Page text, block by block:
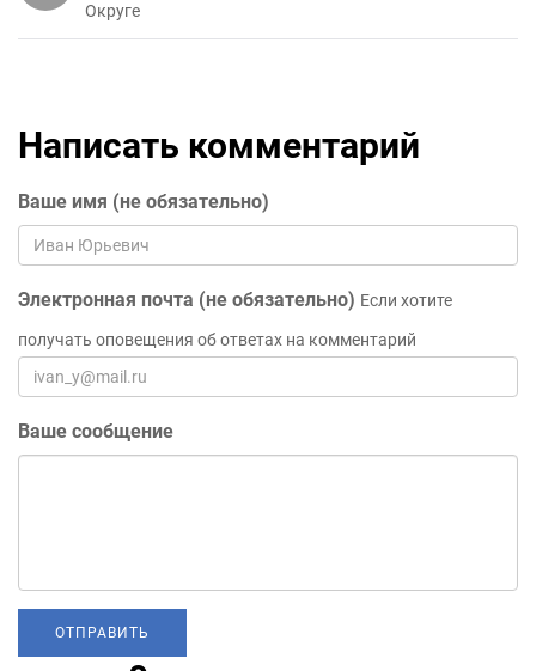
Округе
Написать комментарий
Ваше имя (не обязательно)
Электронная почта (не обязательно) Если хотите
получать оповещения об ответах на комментарий
Ваше сообщение